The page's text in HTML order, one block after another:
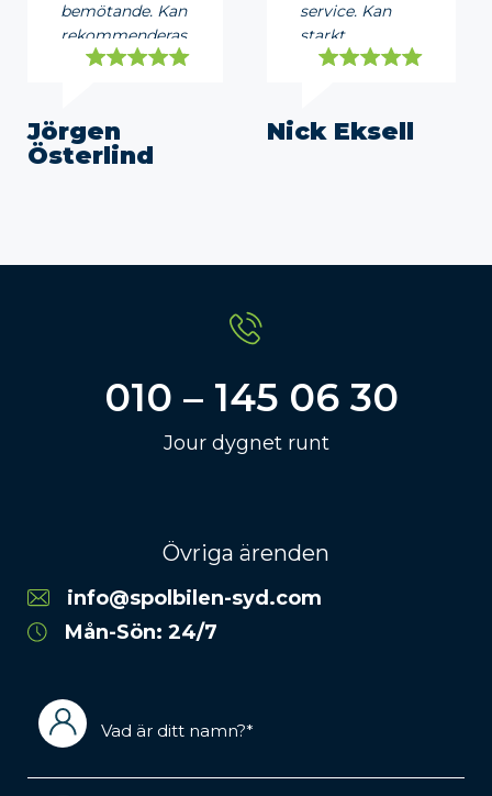
bemötande. Kan
rekommenderas.
Jörgen
Österlind
service. Kan
starkt
rekommendera!
Nick Eksell
010 – 145 06 30
Jour dygnet runt
Övriga ärenden
info@spolbilen-syd.com
Mån-Sön: 24/7
Vad
är
ditt